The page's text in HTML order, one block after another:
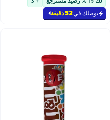
يوصلك في53 دقيقة